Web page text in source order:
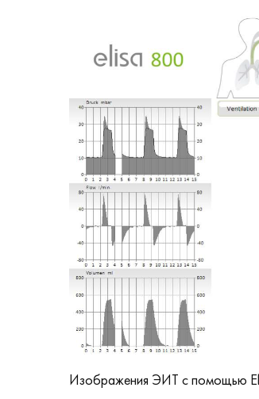
Изображения ЭИТ с помощью